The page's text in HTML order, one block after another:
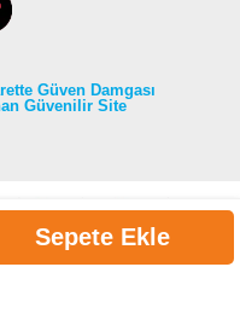
Sepete Ekle
Güven Damgası
Güvenilir Site
hakları saklıdır.